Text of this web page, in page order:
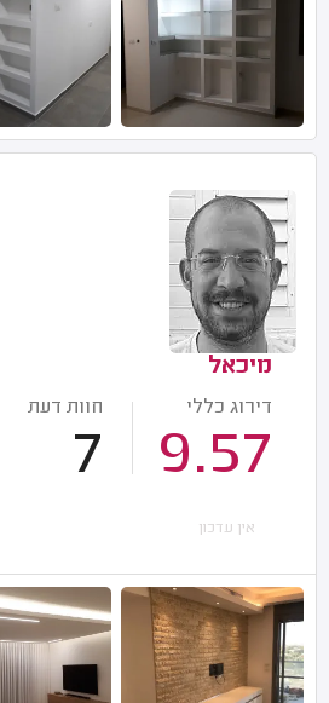
מיכאל
דירוג כללי
9.57
חוות דעת
7
אין עדכון